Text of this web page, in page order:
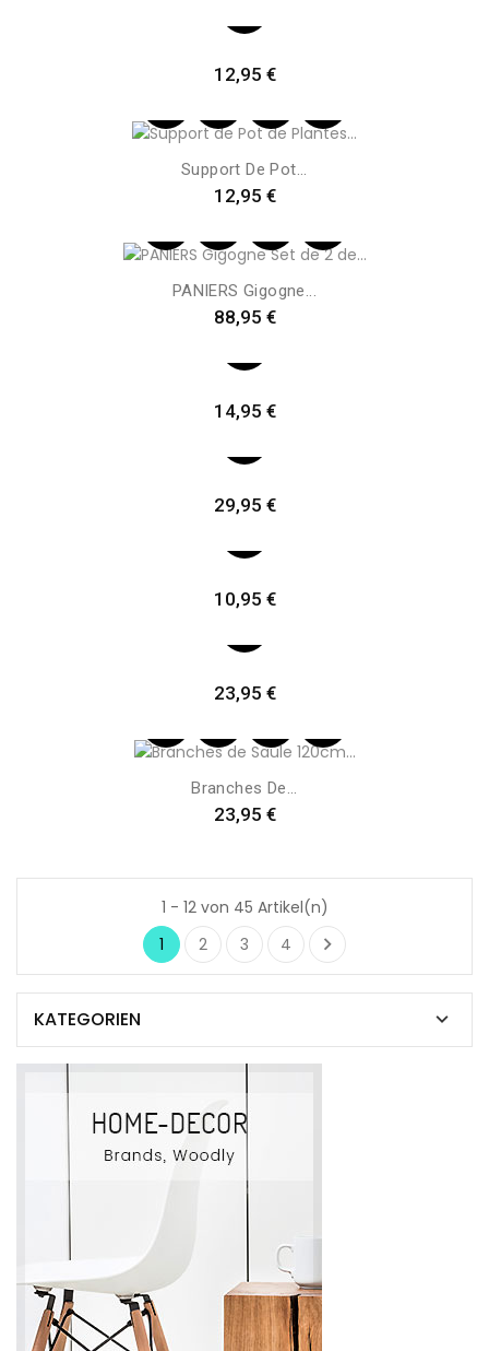
Preis
12,95 €
Support De Pot...
Preis
12,95 €
PANIERS Gigogne...
Preis
88,95 €
Preis
14,95 €
Preis
29,95 €
Preis
10,95 €
Preis
23,95 €
Branches De...
Preis
23,95 €
1 - 12 von 45 Artikel(n)
1
2 3 4 
KATEGORIEN 